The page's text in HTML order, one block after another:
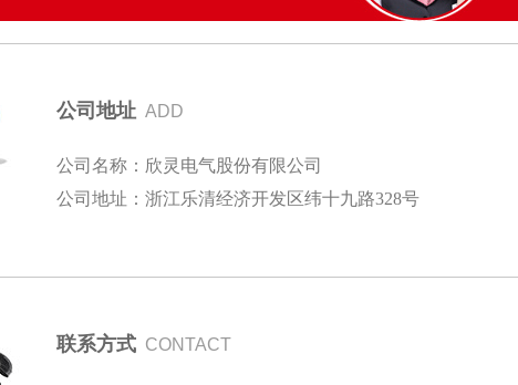
公司地址 ADD
公司名称：欣灵电气股份有限公司
公司地址：浙江乐清经济开发区纬十九路328号
联系方式 CONTACT